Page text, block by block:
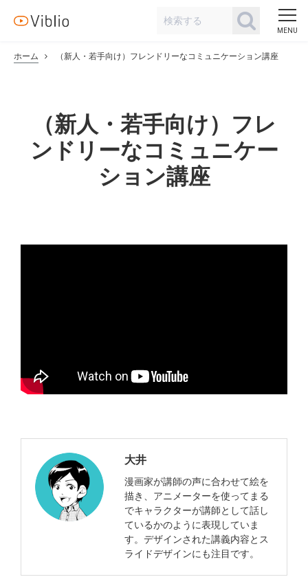
ホーム （新人・若手向け）フレンドリーなコミュニケーション講座
（新人・若手向け）フレ
ンドリーなコミュニケー
ション講座
大井
漫画家が講師の声に合わせて絵を
描き、アニメーターを使ってまる
でキャラクターが講師として話し
ているかのように表現していま
す。デザインされた講義内容とス
ライドデザインにも注目です。